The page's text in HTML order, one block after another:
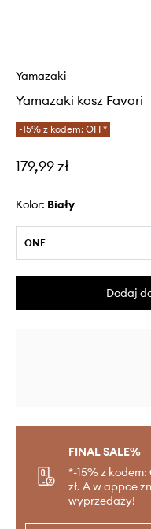
Yamazaki
Yamazaki kosz Favori
-15% z kodem: OFF*
179,99 zł
Kolor: biały
ONE
Dodaj
FINAL SALE%
*-15% z
zł. A w appce
wyprzedaży!